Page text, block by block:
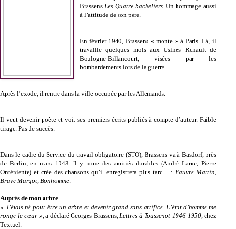
Brassens Les Quatre bacheliers. Un hommage aussi
à l’attitude de son père.
En février 1940, Brassens « monte » à Paris. Là, il
travaille quelques mois aux Usines Renault de
Boulogne-Billancourt, visées par les
bombardements lors de la guerre.
Après l’exode, il rentre dans la ville occupée par les Allemands.
Il veut devenir poète et voit ses premiers écrits publiés à compte d’auteur. Faible
tirage. Pas de succès.
Dans le cadre du Service du travail obligatoire (STO), Brassens va à Basdorf, près
de Berlin, en mars 1943. Il y noue des amitiés durables (André Larue, Pierre
Onténiente) et crée des chansons qu’il enregistrera plus tard :Pauvre Martin,
Brave Margot, Bonhomme.
Auprès de mon arbre
« J’étais né pour être un arbre et devenir grand sans artifice. L’état d’homme me
ronge le cœur », a déclaré Georges Brassens, Lettres à Toussenot 1946-1950, chez
Textuel.